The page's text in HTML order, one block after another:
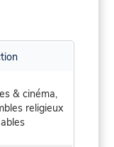
& cinéma,
religieux